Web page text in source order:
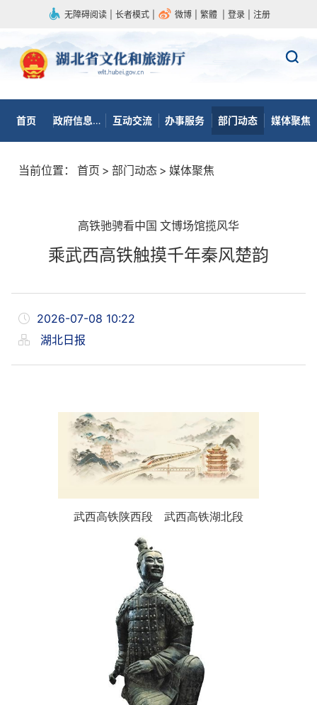
无障碍阅读 长者模式 微博 繁體 登录 注册
首页 政府信息公开 互动交流 办事服务 部门动态 媒体聚焦
当前位置： 首页 > 部门动态 > 媒体聚焦
高铁驰骋看中国 文博场馆揽风华
乘武西高铁触摸千年秦风楚韵
2026-07-08 10:22
湖北日报
武西高铁陕西段 武西高铁湖北段